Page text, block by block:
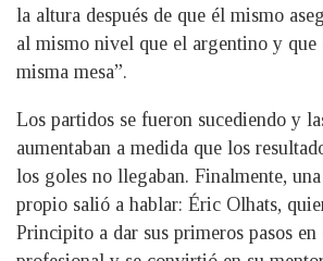
la altura después de que él mismo
al mismo nivel que el argentino y que
misma mesa”.
Los partidos se fueron sucediendo y
aumentaban a medida que los
los goles no llegaban. Finalmente,
propio salió a hablar: Éric Olhats,
Principito a dar sus primeros pasos